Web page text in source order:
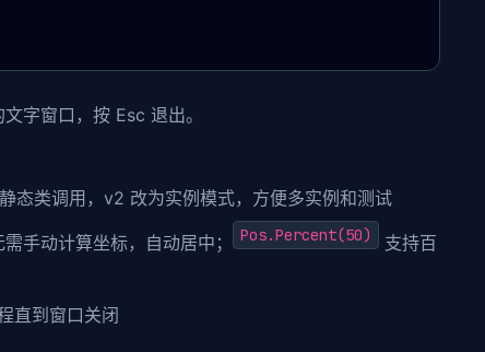
字窗口，按 Esc 退出。
态类调用，v2 改为实例模式，方便多实例和测试
手动计算坐标，自动居中； Pos.Percent(50)
支持百
直到窗口关闭